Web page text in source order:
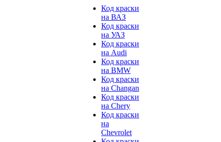
Код краски
на ВАЗ
Код краски
на УАЗ
Код краски
на Audi
Код краски
на BMW
Код краски
на Changan
Код краски
на Chery
Код краски
на
Chevrolet